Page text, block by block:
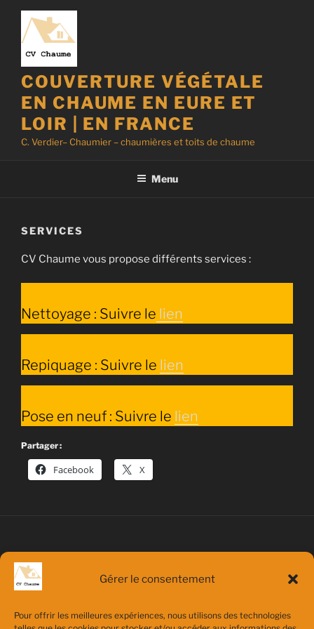
Gérer le consentement
Pour offrir les meilleures expériences, nous utilisons des technologies
Aller
contenu
principal
COUVERTURE VÉGÉTALE
EN CHAUME EN EURE ET
LOIR | EN FRANCE
C. Verdier– Chaumier – chaumières et toits de chaume
Menu
SERVICES
CV Chaume vous propose différents services :
Nettoyage : Suivre le lien
Repiquage : Suivre le lien
Pose en neuf : Suivre le lien
Partager :
Facebook X
LOCALISATION
Adresse
Pierres 28130